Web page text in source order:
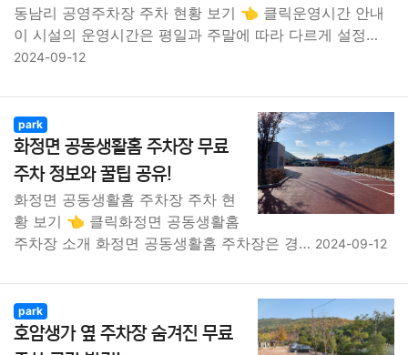
동남리 공영주차장 주차 현황 보기 👈 클릭운영시간 안내
이 시설의 운영시간은 평일과 주말에 따라 다르게 설정…
2024-09-12
park
화정면 공동생활홈 주차장 무료
주차 정보와 꿀팁 공유!
화정면 공동생활홈 주차장 주차 현
황 보기 👈 클릭화정면 공동생활홈
주차장 소개 화정면 공동생활홈 주차장은 경… 2024-09-12
park
호암생가 옆 주차장 숨겨진 무료